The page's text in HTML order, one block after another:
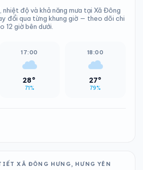
nhiệt độ và khả năng mưa tại Xã Đông
đổi qua từng khung giờ — theo dõi chi
giờ bên dưới.
17:00
28°
71%
18:00
27°
79%
XÃ ĐÔNG HƯNG, HƯNG YÊN